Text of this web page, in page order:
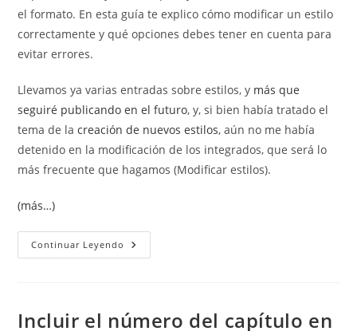
el formato. En esta guía te explico cómo modificar un estilo
correctamente y qué opciones debes tener en cuenta para
evitar errores.
Llevamos ya varias entradas sobre estilos, y más que
seguiré publicando en el futuro, y, si bien había tratado el
tema de lacreación de nuevos estilos, aún no me había
detenido en la modificación de los integrados, que será lo
más frecuente que hagamos (Modificar estilos).
(más…)
Continuar Leyendo Modificar
Un
Incluir el número del capítulo en